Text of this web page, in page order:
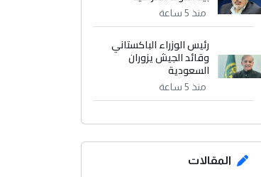
منذ 5 ساعة
رئيس الوزراء الباكستاني
وقائد الجيش يزوران
السعودية
منذ 5 ساعة
المقالات